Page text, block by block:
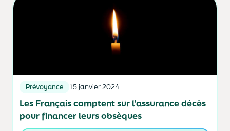
Prévoyance 15 janvier 2024
Les Français comptent sur l’assurance décès
pour financer leurs obsèques